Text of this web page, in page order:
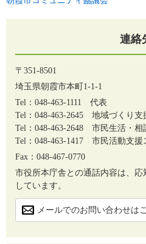
連絡
〒351-8501
埼玉県朝霞市本町1-1-1
Tel：048-463-1111
代表
Tel：048-463-2645
地域づくり支
Tel：048-463-2648
市民生活・相
Tel：048-463-1417
市民活動支援
Fax：048-467-0770
市役所本庁舎との通話内容は、
しています。
メールでのお問い合わせは